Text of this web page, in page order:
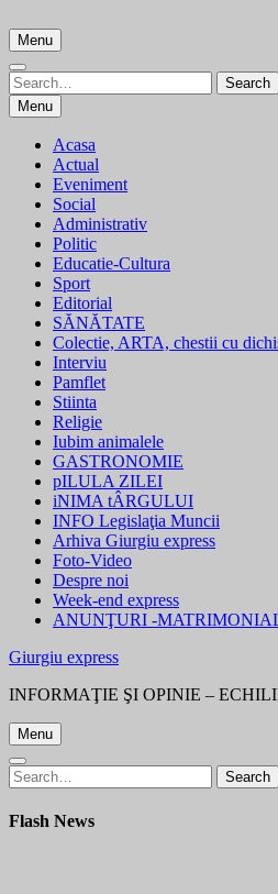
to
content
Menu
Search
for:
Search
Menu
Acasa
Actual
Eveniment
Social
Administrativ
Politic
Educatie-Cultura
Sport
Editorial
SĂNĂTATE
Colectie, ARTA, chestii cu
Interviu
Pamflet
Stiinta
Religie
Iubim animalele
GASTRONOMIE
pILULA ZILEI
iNIMA tÂRGULUI
INFO Legislaţia Muncii
Arhiva Giurgiu express
Foto-Video
Despre noi
Week-end express
ANUNŢURI -
Giurgiu express
INFORMAŢIE ŞI OPINIE –
Menu
Search
for:
Search
Flash News